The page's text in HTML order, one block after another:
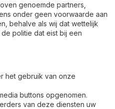
genoemde partners,
onder geen voorwaarde aan
behalve als wij dat wettelijk
politie dat eist bij een
het gebruik van onze
buttons opgenomen.
van deze diensten uw